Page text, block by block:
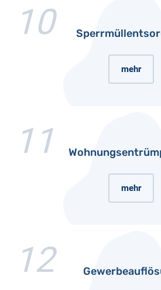
10
mehr
11
mehr
12